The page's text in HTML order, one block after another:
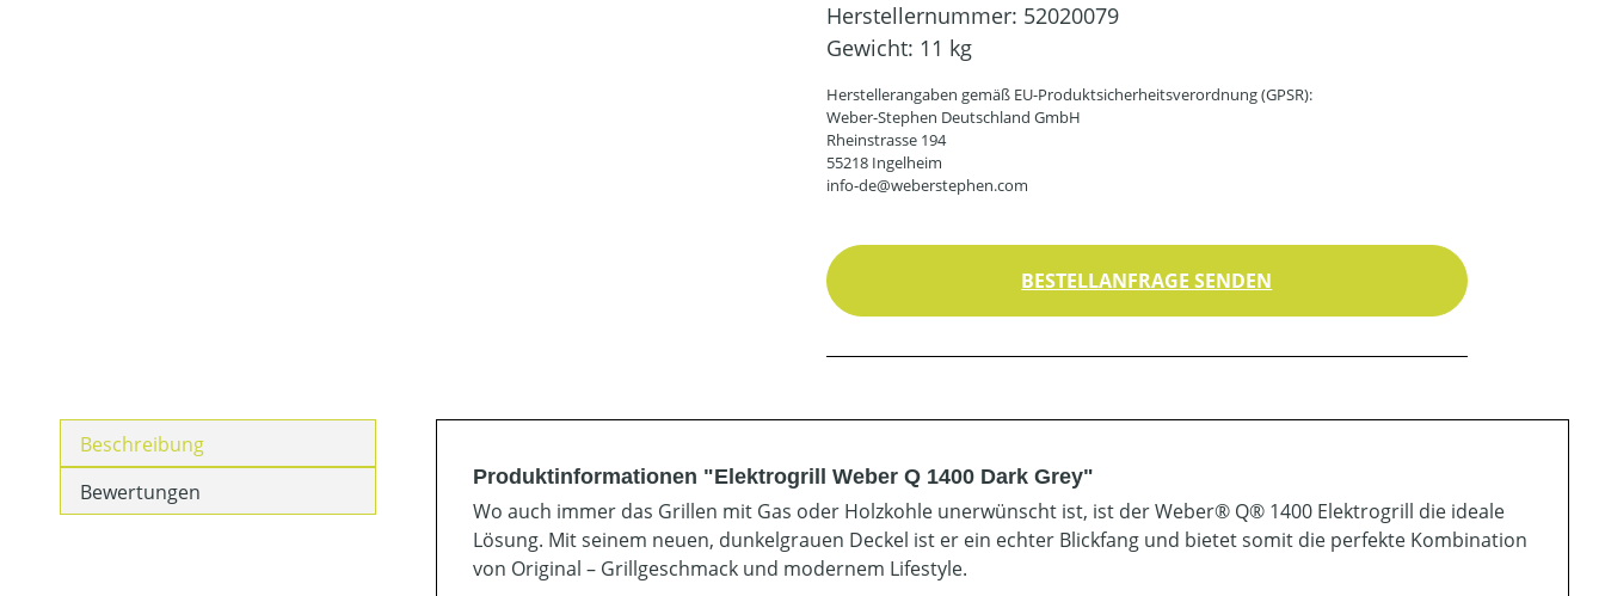
Herstellernummer: 52020079
Gewicht: 11 kg
Herstellerangaben gemäß EU-Produktsicherheitsverordnung (GPSR):
Weber-Stephen Deutschland GmbH
Rheinstrasse 194
55218 Ingelheim
info-de@weberstephen.com
BESTELLANFRAGE SENDEN
Beschreibung
Bewertungen
Produktinformationen "Elektrogrill Weber Q 1400 Dark Grey"
Wo auch immer das Grillen mit Gas oder Holzkohle unerwünscht ist, ist der Weber® Q® 1400 Elektrogrill die ideale
Lösung. Mit seinem neuen, dunkelgrauen Deckel ist er ein echter Blickfang und bietet somit die perfekte Kombination
von Original – Grillgeschmack und modernem Lifestyle.